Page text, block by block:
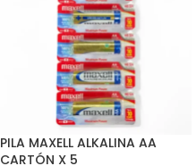
PILA MAXELL ALKALINA AA
CARTÓN X 5